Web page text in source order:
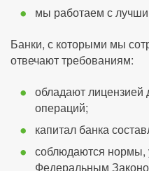
мы работаем с
Банки, с которыми мы
отвечают требованиям:
обладают
операций;
капитал банка
соблюдаются нормы,
Федеральным